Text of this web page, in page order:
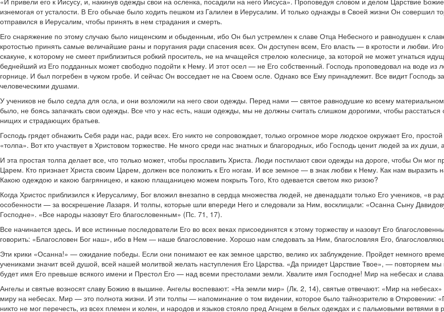
изнемогая от усталости. В Его обычае было ходить пешком из Галилеи в Иерусалим. И только однажды в Своей жизни Он совершил
отправился в Иерусалим, чтобы принять в нем страдания и смерть.
Его снаряжение по этому случаю было нищенским и обыденным, ибо Он был устремлен к славе Отца Небесного и равнодушен к
кротостью принять самые величайшие раны и поругания ради спасения всех. Он доступен всем, Его власть — в кротости и любви.
скакуне, к которому не смеет приблизиться робкий проситель, не на мчащейся стрелою колеснице, за которой не может угнаться
беднейший из Его подданных может свободно подойти к Нему. И этот осел — не Его собственный. Господь проповедовал на воде из
горнице. И был погребен в чужом гробе. И сейчас Он восседает не на Своем осле. Однако все Ему принадлежит. Все видит Господь
человеческими душами.
У учеников не было седла для осла, и они возложили на него свои одежды. Перед нами — святое равнодушие ко всему
было, не боясь запачкать свои одежды. Все что у нас есть, наши одежды, мы не должны считать слишком дорогими, чтобы
нищих и страдающих братьев.
Господь грядет обнажить Себя ради нас, ради всех. Его никто не сопровождает, только огромное море людское окружает Его,
«толпа». Вот кто участвует в Христовом торжестве. Не много среди нас знатных и благородных, ибо Господь ценит людей за их
И эта простая толпа делает все, что только может, чтобы прославить Христа. Люди постилают свои одежды на дороге, чтобы Он мог
Царем. Кто признает Христа своим Царем, должен все положить к Его ногам. И все земное — в знак любви к Нему. Как нам выразить
Какою одеждою и какою багряницею, и какою плащаницею можем покрыть Того, Кто одевается светом яко ризою?
Когда Христос приблизился к Иерусалиму, Бог вложил внезапно в сердца множества людей, не двенадцати только Его учеников, «в
особенности — за воскрешение Лазаря. И толпы, которые шли впереди Него и следовали за Ним, восклицали: «Осанна Сыну
Господне». «Все народы назовут Его благословенным» (Пс. 71, 17).
Все начинается здесь. И все истинные последователи Его во всех веках присоединятся к этому торжеству и назовут Его
говорить: «Благословен Бог наш», ибо в Нем — наше благословение. Хорошо нам следовать за Ним, благословляя Его,
Эти крики «Осанна!» — ожидание победы. Если они понимают ее как земное царство, велико их заблуждение. Пройдет немного
учениками значит всей душой, всей нашей молитвой желать наступления Его Царства. «Да приидет Царствие Твое», — повторяем
будет имя Его превыше всякого имени и Престол Его — над всеми престолами земли. Хвалите имя Господне! Мир на небесах и
Ангелы и святые возносят славу Божию в вышине. Ангелы воспевают: «На земли мир» (Лк. 2, 14), святые отвечают: «Мир на
миру на небесах. Мир — это полнота жизни. И эти толпы — напоминание о том видении, которое было тайнозрителю в Откровении:
никто не мог перечесть, из всех племен и колен, и народов и языков стояло пред Агнцем в белых одеждах и с пальмовыми ветвями